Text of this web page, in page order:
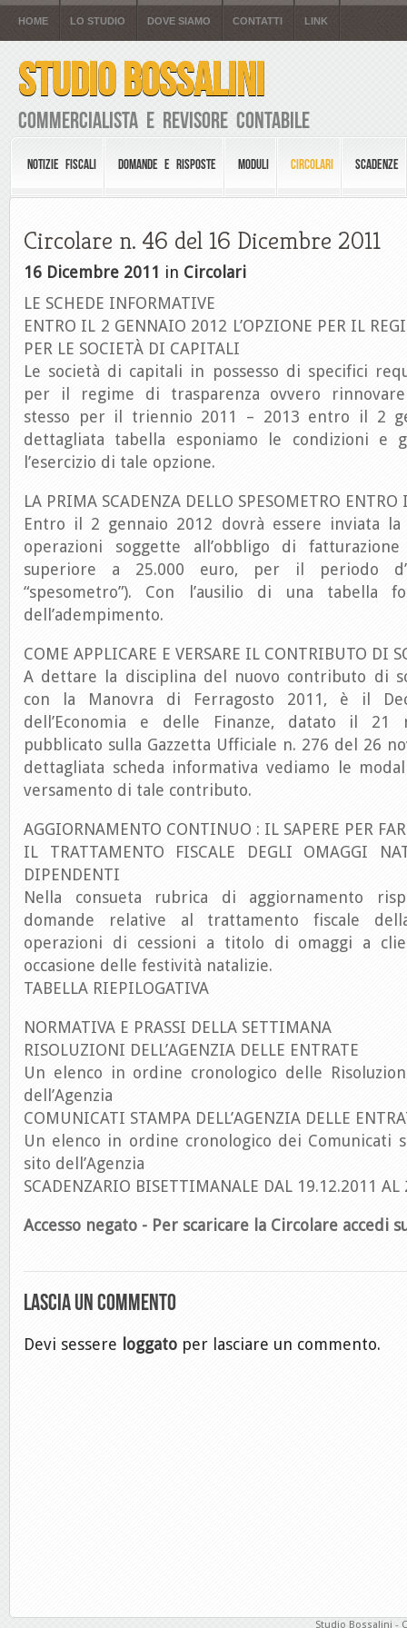
HOME LO STUDIO DOVE SIAMO CONTATTI LINK
STUDIO BOSSALINI
Commercialista e Revisore Contabile
NOTIZIE FISCALI DOMANDE E RISPOSTE MODULI CIRCOLARI SCADENZE
Circolare n. 46 del 16 Dicembre 2011
16 Dicembre 2011 in Circolari
LE SCHEDE INFORMATIVE
ENTRO IL 2 GENNAIO 2012 L’OPZIONE PER IL
PER LE SOCIETÀ DI CAPITALI
Le società di capitali in possesso di specifici
per il regime di trasparenza ovvero rinnovare
stesso per il triennio 2011 – 2013 entro il 2
dettagliata tabella esponiamo le condizioni e
l’esercizio di tale opzione.
LA PRIMA SCADENZA DELLO SPESOMETRO
Entro il 2 gennaio 2012 dovrà essere inviata la
operazioni soggette all’obbligo di
superiore a 25.000 euro, per il periodo
“spesometro”). Con l’ausilio di una tabella
dell’adempimento.
COME APPLICARE E VERSARE IL CONTRIBUTO DI
A dettare la disciplina del nuovo contributo di
con la Manovra di Ferragosto 2011, è il
dell’Economia e delle Finanze, datato il 21
pubblicato sulla Gazzetta Ufficiale n. 276 del 26
dettagliata scheda informativa vediamo le
versamento di tale contributo.
AGGIORNAMENTO CONTINUO : IL SAPERE PER
IL TRATTAMENTO FISCALE DEGLI OMAGGI
DIPENDENTI
Nella consueta rubrica di aggiornamento
domande relative al trattamento fiscale
operazioni di cessioni a titolo di omaggi a
occasione delle festività natalizie.
TABELLA RIEPILOGATIVA
NORMATIVA E PRASSI DELLA SETTIMANA
RISOLUZIONI DELL’AGENZIA DELLE ENTRATE
Un elenco in ordine cronologico delle
dell’Agenzia
COMUNICATI STAMPA DELL’AGENZIA DELLE
Un elenco in ordine cronologico dei Comunicati
sito dell’Agenzia
SCADENZARIO BISETTIMANALE DAL 19.12.2011 AL
Accesso negato - Per scaricare la Circolare accedi
Lascia un commento
Devi sessere loggato per lasciare un commento.
Studio Bossalini -